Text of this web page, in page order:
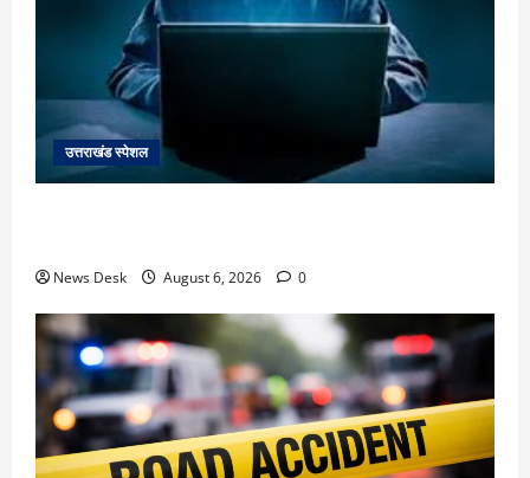
उत्तराखंड स्पेशल
News Desk August 6, 2026 0